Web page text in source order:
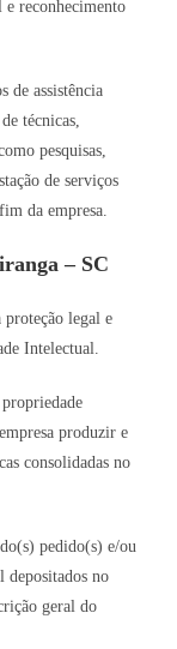
e reconhecimento
de assistência
técnicas,
pesquisas,
de serviços
da empresa.
– SC
proteção legal e
Intelectual.
produzir e
consolidadas no
pedido(s) e/ou
depositados no
geral do